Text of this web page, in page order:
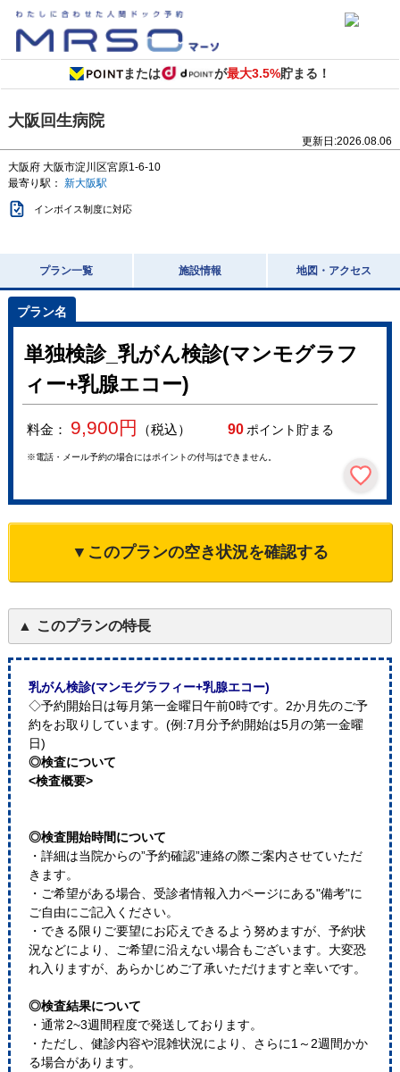
または が最大3.5%貯まる！
大阪回生病院
更新日:2026.08.06
大阪府 大阪市淀川区宮原1-6-10
最寄り駅： 新大阪駅
インボイス制度に対応
プラン一覧 施設情報 地図・アクセス
単独検診_乳がん検診(マンモグラフ
ィー+乳腺エコー)
料金： 9,900円 （税込） 90ポイント貯まる
※電話・メール予約の場合にはポイントの付与はできません。
▼このプランの空き状況を確認する
このプランの特長
乳がん検診(マンモグラフィー+乳腺エコー)
◇予約開始日は毎月第一金曜日午前0時です。2か月先のご予
約をお取りしています。(例:7月分予約開始は5月の第一金曜
日)
◎検査について
<検査概要>
◎検査開始時間について
・詳細は当院からの”予約確認”連絡の際ご案内させていただ
きます。
・ご希望がある場合、受診者情報入力ページにある"備考"に
ご自由にご記入ください。
・できる限りご要望にお応えできるよう努めますが、予約状
況などにより、ご希望に沿えない場合もございます。大変恐
れ入りますが、あらかじめご了承いただけますと幸いです。
◎検査結果について
・通常2~3週間程度で発送しております。
・ただし、健診内容や混雑状況により、さらに1～2週間かか
る場合があります。